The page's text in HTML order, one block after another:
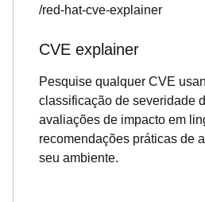
/red-hat-cve-explainer
CVE explainer
Pesquise qualquer CVE
classificação de severidade
avaliações de impacto em
recomendações práticas de
seu ambiente.